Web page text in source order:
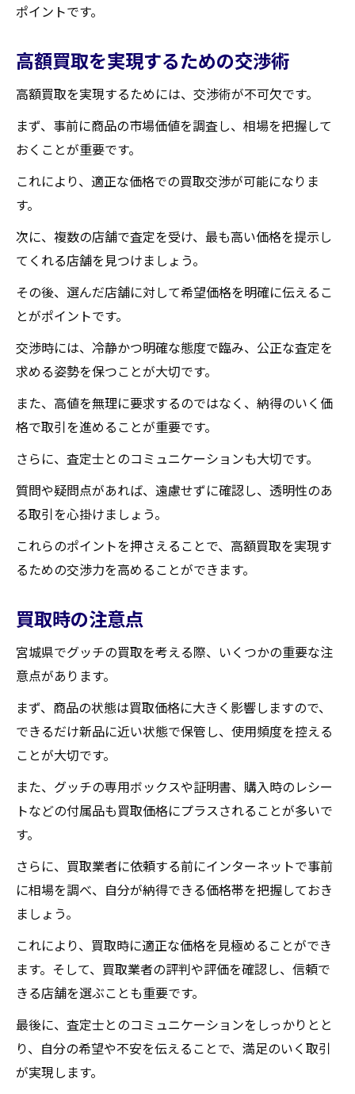
ポイントです。
高額買取を実現するための交渉術
高額買取を実現するためには、交渉術が不可欠です。
まず、事前に商品の市場価値を調査し、相場を把握して
おくことが重要です。
これにより、適正な価格での買取交渉が可能になりま
す。
次に、複数の店舗で査定を受け、最も高い価格を提示し
てくれる店舗を見つけましょう。
その後、選んだ店舗に対して希望価格を明確に伝えるこ
とがポイントです。
交渉時には、冷静かつ明確な態度で臨み、公正な査定を
求める姿勢を保つことが大切です。
また、高値を無理に要求するのではなく、納得のいく価
格で取引を進めることが重要です。
さらに、査定士とのコミュニケーションも大切です。
質問や疑問点があれば、遠慮せずに確認し、透明性のあ
る取引を心掛けましょう。
これらのポイントを押さえることで、高額買取を実現す
るための交渉力を高めることができます。
買取時の注意点
宮城県でグッチの買取を考える際、いくつかの重要な注
意点があります。
まず、商品の状態は買取価格に大きく影響しますので、
できるだけ新品に近い状態で保管し、使用頻度を控える
ことが大切です。
また、グッチの専用ボックスや証明書、購入時のレシー
トなどの付属品も買取価格にプラスされることが多いで
す。
さらに、買取業者に依頼する前にインターネットで事前
に相場を調べ、自分が納得できる価格帯を把握しておき
ましょう。
これにより、買取時に適正な価格を見極めることができ
ます。そして、買取業者の評判や評価を確認し、信頼で
きる店舗を選ぶことも重要です。
最後に、査定士とのコミュニケーションをしっかりとと
り、自分の希望や不安を伝えることで、満足のいく取引
が実現します。